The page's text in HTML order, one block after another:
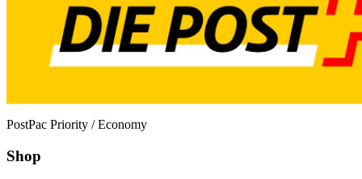
PostPac Priority / Economy
Shop